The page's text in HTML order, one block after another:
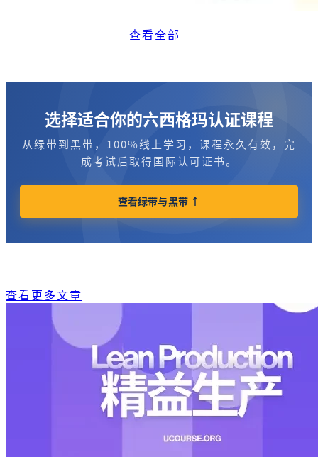
查看全部
选择适合你的六西格玛认证课程
从绿带到黑带，100%线上学习，课程永久有效，完
成考试后取得国际认可证书。
查看绿带与黑带 ↑
查看更多文章